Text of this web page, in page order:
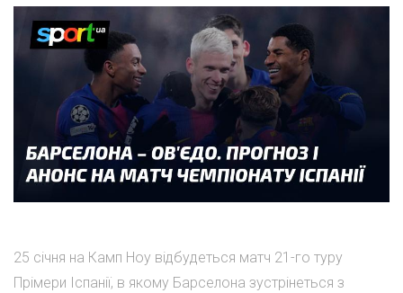
25 січня на Камп Ноу відбудеться матч 21-го туру
Прімери Іспанії, в якому Барселона зустрінеться з